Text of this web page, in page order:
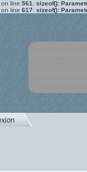
on line 561 : sizeof():
on line 617: sizeof():